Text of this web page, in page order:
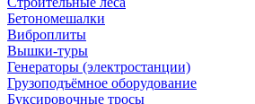
Бетономешалки
Виброплиты
Вышки-туры
Генераторы (электростанции)
Грузоподъёмное оборудование
Буксировочные тросы